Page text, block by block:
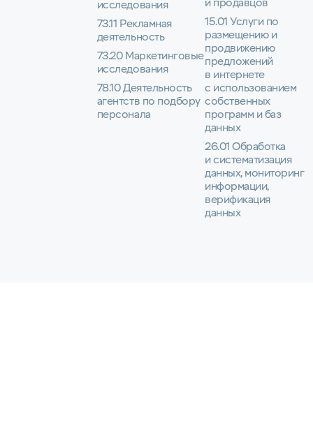
исследования
73.11 Рекламная
деятельность
73.20 Маркетинговые
исследования
78.10 Деятельность
агентств по подбору
персонала
и продавцов
15.01 Услуги по
размещению и
продвижению
предложений
в интернете
с использованием
собственных
программ и баз
данных
26.01 Обработка
и систематизация
данных, мониторинг
информации,
верификация
данных